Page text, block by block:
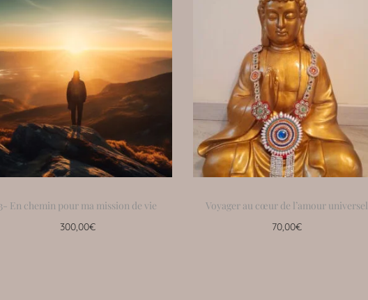
3- En chemin pour ma mission de vie
300,00€
Voyager au cœur de l’amour universel
70,00€